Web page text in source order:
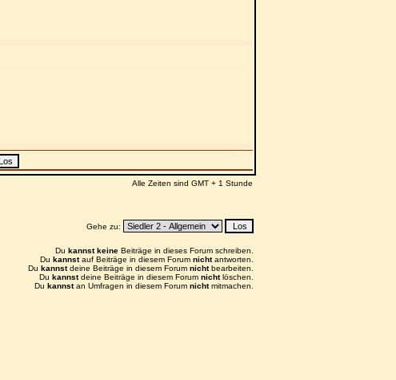
Alle Zeiten sind GMT + 1 Stunde
Gehe zu:
Du kannst keine Beiträge in dieses Forum schreiben.
Du kannstauf Beiträge in diesem Forum nichtantworten.
Du kannstdeine Beiträge in diesem Forum nichtbearbeiten.
Du kannstdeine Beiträge in diesem Forum nichtlöschen.
Du kannstan Umfragen in diesem Forum nichtmitmachen.